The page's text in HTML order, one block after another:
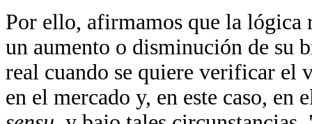
Por ello, afirmamos que la lógica
un aumento o disminución de su
real cuando se quiere verificar el
en el mercado y, en este caso,